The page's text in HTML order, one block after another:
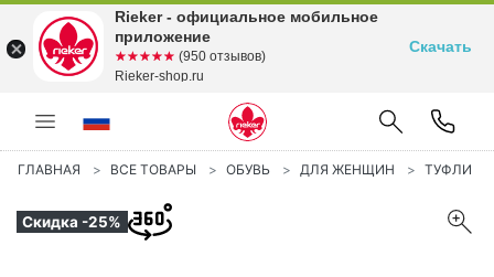
ГЛАВНАЯ ВСЕ ТОВАРЫ ОБУВЬ ДЛЯ ЖЕНЩИН ТУФЛИ
Скидка -25%
Rieker - официальное мобильное
приложение
☆☆☆☆☆
★★★★★ (950 отзывов)
Rieker-shop.ru
Скачать